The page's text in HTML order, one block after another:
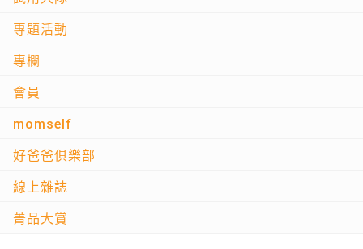
專題活動
專欄
會員
momself
好爸爸俱樂部
線上雜誌
菁品大賞